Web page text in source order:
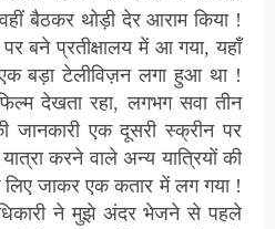
बैठकर थोड़ी देर आराम किया !
बने प्रतीक्षालय में आ गया, यहाँ
बड़ा टेलीविज़न लगा हुआ था !
देखता रहा, लगभग सवा तीन
जानकारी एक दूसरी स्क्रीन पर
करने वाले अन्य यात्रियों की
जाकर एक कतार में लग गया !
ने मुझे अंदर भेजने से पहले